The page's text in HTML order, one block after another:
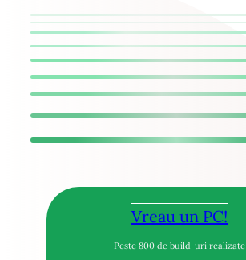
Vreau un PC!
Peste 800 de build-uri realizate